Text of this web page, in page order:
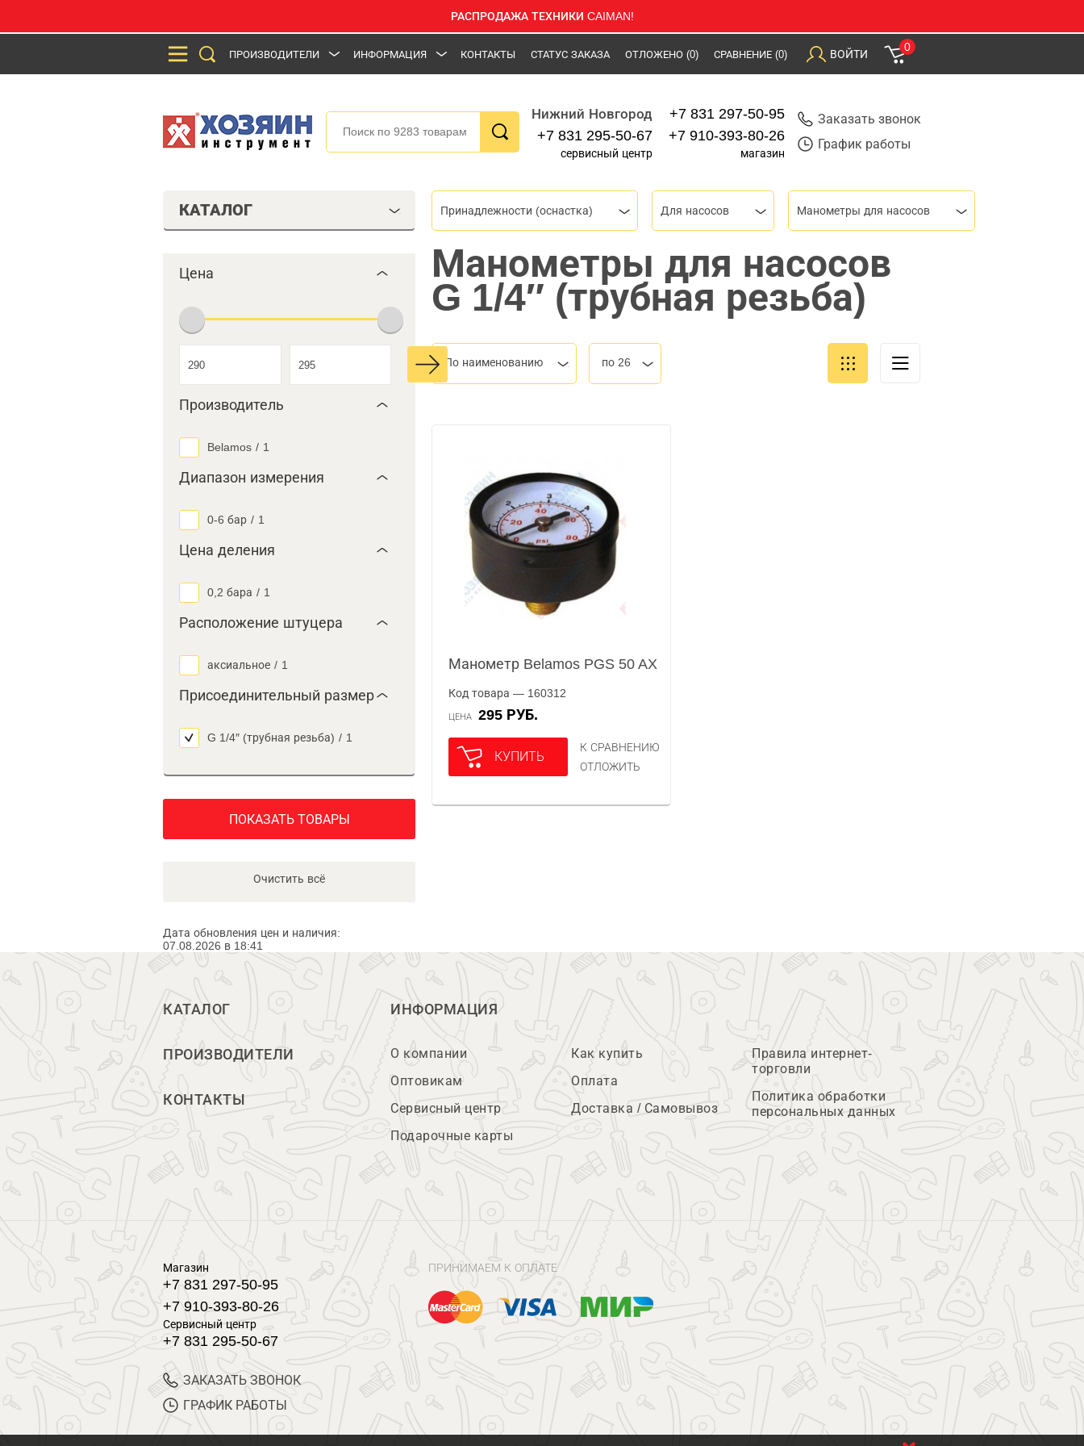
РАСПРОДАЖА ТЕХНИКИ CAIMAN!
ПРОИЗВОДИТЕЛИ ИНФОРМАЦИЯ КОНТАКТЫ СТАТУС ЗАКАЗА ОТЛОЖЕНО (0) СРАВНЕНИЕ (0) ВОЙТИ
0
Нижний Новгород
+7 831 295-50-67
сервисный центр
+7 831 297-50-95
+7 910-393-80-26
магазин
Заказать звонок
График работы
КАТАЛОГ
Цена
Производитель
Belamos / 1
Диапазон измерения
0-6 бар / 1
Цена деления
0,2 бара / 1
Расположение штуцера
аксиальное / 1
Присоединительный размер
G 1/4″ (трубная резьба) / 1
ПОКАЗАТЬ ТОВАРЫ
Очистить всё
Дата обновления цен и наличия:
07.08.2026 в 18:41
Принадлежности (оснастка) Для насосов Манометры для насосов
Манометры для насосов
G 1/4″ (трубная резьба)
По наименованию по 26
Манометр Belamos PGS 50 AX
Код товара — 160312
ЦЕНА 295 РУБ.
КУПИТЬ
К СРАВНЕНИЮ
ОТЛОЖИТЬ
КАТАЛОГ
ПРОИЗВОДИТЕЛИ
КОНТАКТЫ
ИНФОРМАЦИЯ
О компании
Оптовикам
Сервисный центр
Подарочные карты
Как купить
Оплата
Доставка / Самовывоз
Правила интернет-
торговли
Политика обработки
персональных данных
Магазин
+7 831 297-50-95
+7 910-393-80-26
Сервисный центр
+7 831 295-50-67
ЗАКАЗАТЬ ЗВОНОК
ГРАФИК РАБОТЫ
ПРИНИМАЕМ К ОПЛАТЕ